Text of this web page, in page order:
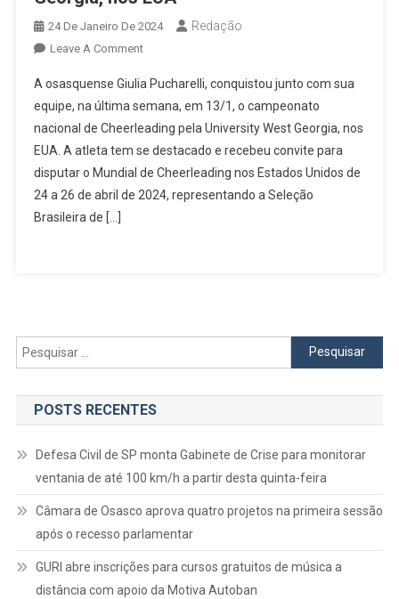
24 De Janeiro De 2024 Redação
Leave A CommentOn
Pucharelli,
Atleta
De
Osasco,
Conquista
Campeonato
Georgia,
A osasquense Giulia Pucharelli, conquistou junto com sua
equipe, na última semana, em 13/1, o campeonato
nacional de Cheerleading pela University West Georgia, nos
EUA. A atleta tem se destacado e recebeu convite para
disputar o Mundial de Cheerleading nos Estados Unidos de
24 a 26 de abril de 2024, representando a Seleção
Brasileira de […]
Pesquisar
por:
POSTS RECENTES
Defesa Civil de SP monta Gabinete de Crise para monitorar
ventania de até 100 km/h a partir desta quinta-feira
Câmara de Osasco aprova quatro projetos na primeira sessão
após o recesso parlamentar
GURI abre inscrições para cursos gratuitos de música a
distância com apoio da Motiva Autoban